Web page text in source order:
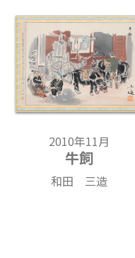
2010年11月
牛飼
和田 三造